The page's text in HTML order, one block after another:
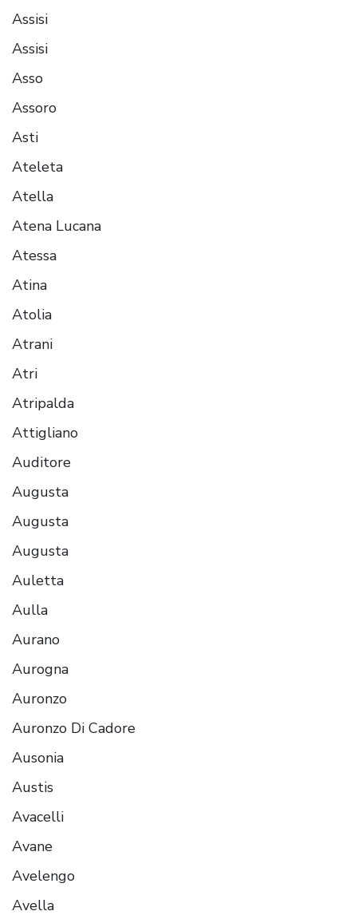
Assisi
Assisi
Asso
Assoro
Asti
Ateleta
Atella
Atena Lucana
Atessa
Atina
Atolia
Atrani
Atri
Atripalda
Attigliano
Auditore
Augusta
Augusta
Augusta
Auletta
Aulla
Aurano
Aurogna
Auronzo
Auronzo Di Cadore
Ausonia
Austis
Avacelli
Avane
Avelengo
Avella